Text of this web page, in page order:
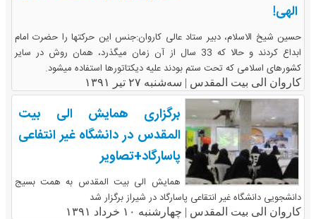
الهی!
حسین شیخ الاسلام، دبیر ستاد عالی کاروان:جنس این حرکتها را حضرت امام
ابداع کردند و حالا که 33 سال از آن زمان میگذرد، همان روش در سایر
کشورهای اسلامی که تحت ستم بودند علیه دیکتاتورها استفاده میشود.
کاروان الی بیت المقدس | سه‌شنبه ۲۷ تیر ۱۳۹۱
برگزاری همایش الی بیت
المقدس در دانشگاه غیر انتفاعی
پاسارگاد+تصاویر
همایش الی بیت المقدس به همت بسیج
دانشجویی دانشگاه غیر انتقاعی پاسارگاد در شیراز برگزار شد
کاروان الی بیت المقدس | چهارشنبه ۱۰ خرداد ۱۳۹۱